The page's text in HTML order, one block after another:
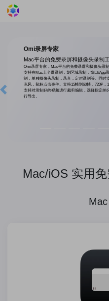
Omi录屏专家
Mac平台的免费录屏和摄像头录制
Omi录屏专家，Mac平台的免费录屏和摄像头录
支持在Mac上全屏录制，划区域录制，窗口/App
制，单独摄像头录制，录音，定时录制等。同时
克风，鼠标点击事件。支持15帧到60帧，720P，
支持对录制好的视频进行裁剪编辑，选择指定的
行导出。
Previous
Mac/iOS 实用